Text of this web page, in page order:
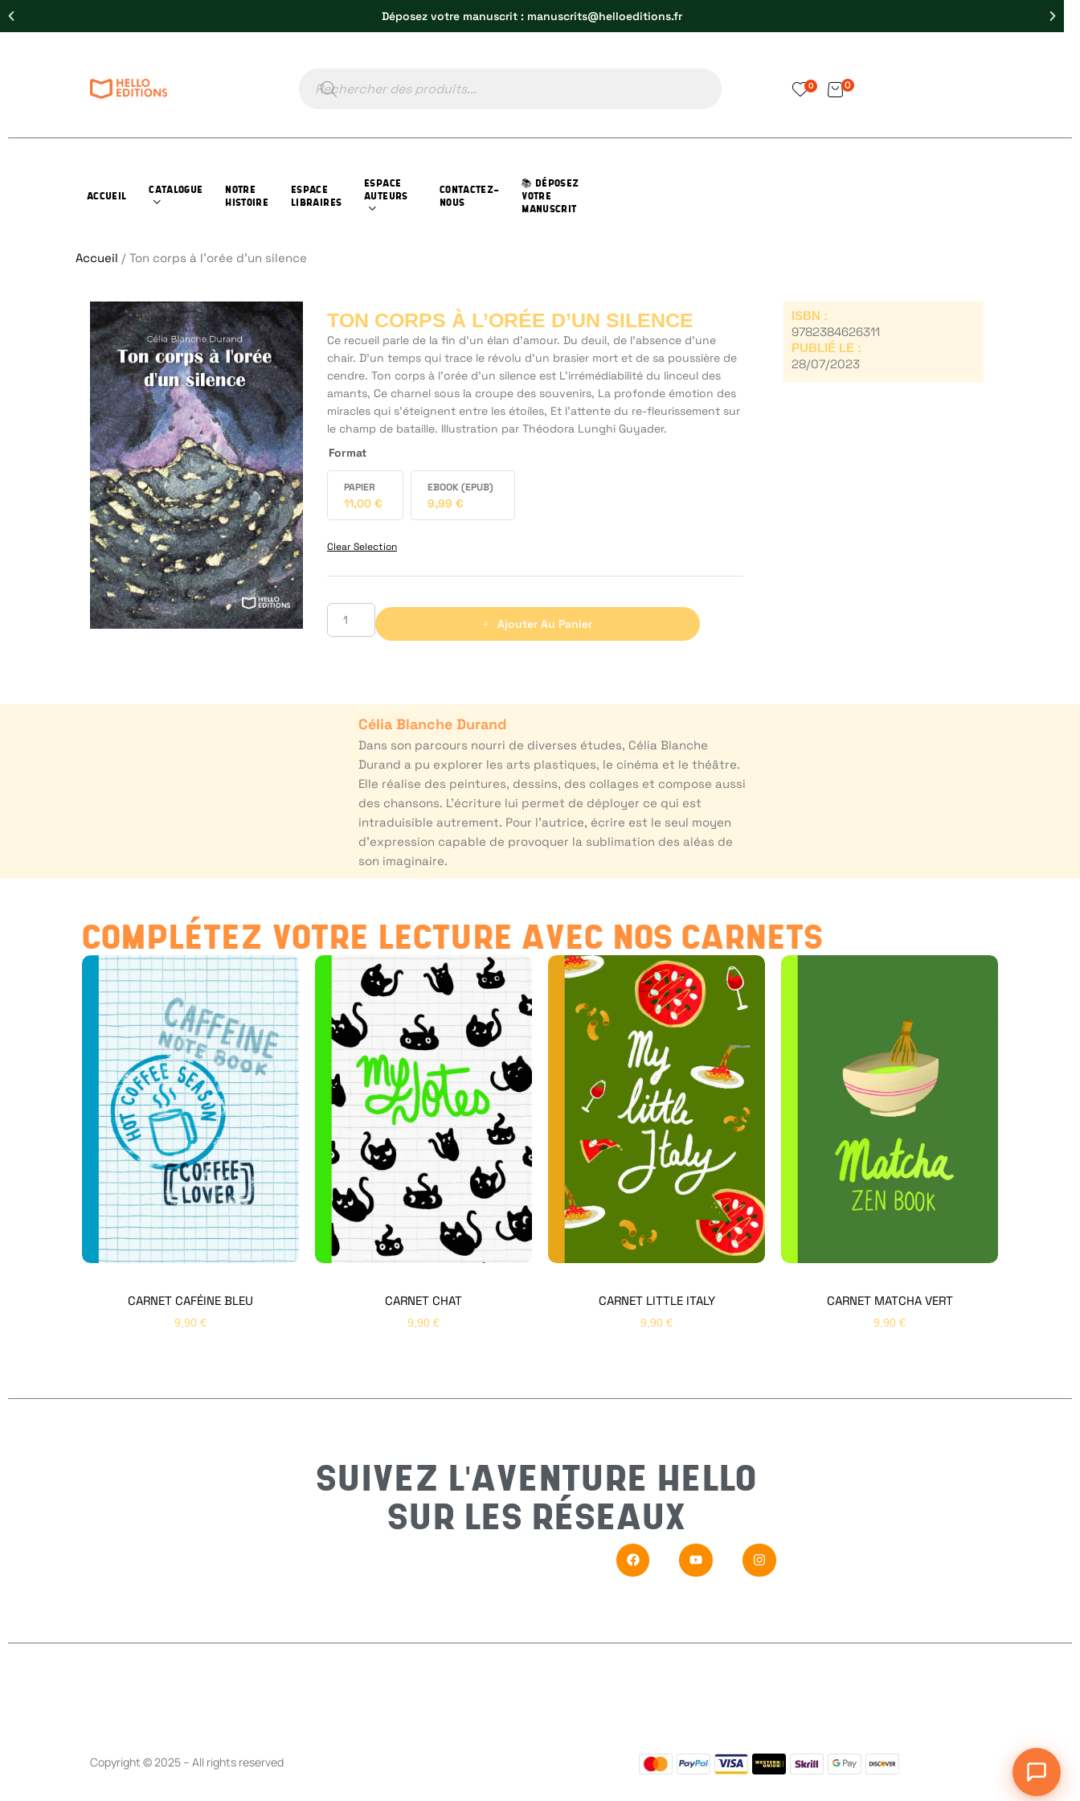
Déposez votre manuscrit : manuscrits@helloeditions.fr
0 0
ACCUEIL
CATALOGUE
NOTRE
HISTOIRE
ESPACE
LIBRAIRES
ESPACE
AUTEURS
CONTACTEZ-
NOUS
📚 DÉPOSEZ
VOTRE
MANUSCRIT
Accueil / Ton corps à l’orée d’un silence
TON CORPS À L’ORÉE D’UN SILENCE
Ce recueil parle de la fin d'un élan d’amour. Du deuil, de l'absence d'une
chair. D’un temps qui trace le révolu d'un brasier mort et de sa poussière de
cendre. Ton corps à l'orée d’un silence est L'irrémédiabilité du linceul des
amants, Ce charnel sous la croupe des souvenirs, La profonde émotion des
miracles qui s'éteignent entre les étoiles, Et l'attente du re-fleurissement sur
le champ de bataille. Illustration par Théodora Lunghi Guyader.
Format
PAPIER
11,00 €
EBOOK (EPUB)
9,99 €
Clear Selection
Ajouter Au Panier
ISBN :
9782384626311
PUBLIÉ LE :
28/07/2023
Célia Blanche Durand
Dans son parcours nourri de diverses études, Célia Blanche
Durand a pu explorer les arts plastiques, le cinéma et le théâtre.
Elle réalise des peintures, dessins, des collages et compose aussi
des chansons. L’écriture lui permet de déployer ce qui est
intraduisible autrement. Pour l’autrice, écrire est le seul moyen
d’expression capable de provoquer la sublimation des aléas de
son imaginaire.
COMPLÉTEZ VOTRE LECTURE AVEC NOS CARNETS
CARNET CAFÉINE BLEU
9,90 €
CARNET CHAT
9,90 €
CARNET LITTLE ITALY
9,90 €
CARNET MATCHA VERT
9,90 €
SUIVEZ L'AVENTURE HELLO
SUR LES RÉSEAUX
Copyright © 2025 – All rights reserved
Hello Editions
Nous revenons vers vous rapidement
Bonjour 👋
Nom* Prénom*